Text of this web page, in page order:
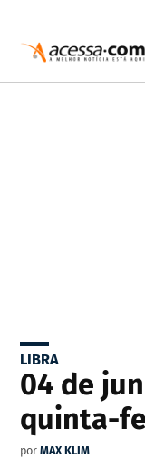
LIBRA
04 de
quinta-
por MAX KLIM